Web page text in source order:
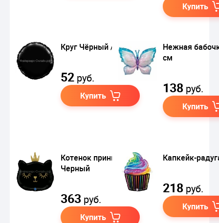
Купить
Круг Чёрный / Black
52 руб.
Купить
Нежная
см
138 руб.
Купить
Котенок принцесса.
Черный
363 руб.
Купить
Капкейк-
218 руб.
Купить